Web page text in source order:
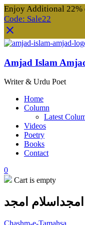
Enjoy Additional 22%
Code: Sale22
Amjad Islam
Writer & Urdu Poet
Home
Column
Latest
Videos
Poetry
Books
Contact
0
Cart is empty
امجد